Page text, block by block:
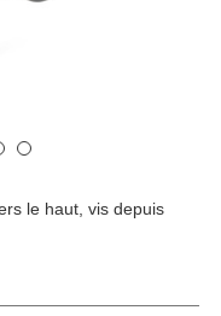
le haut, vis depuis